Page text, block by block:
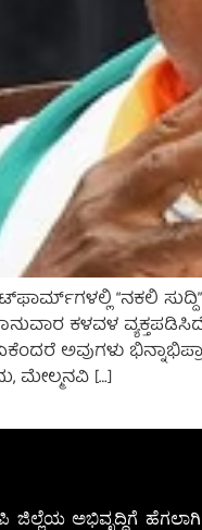
“ನಕಲಿ ಸುದ್ದಿ”
ಕಳವಳ ವ್ಯಕ್ತಪಡಿಸಿದೆ.
ಅವುಗಳು
ಮೇಲ್ಮನವಿ […]
ಜಿಲ್ಲೆಯ ಅಭಿವೃದ್ಧಿಗೆ